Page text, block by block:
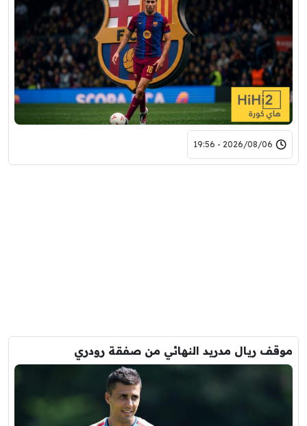
2026/08/06 - 19:56
موقف ريال مدريد النهائي من صفقة رودري